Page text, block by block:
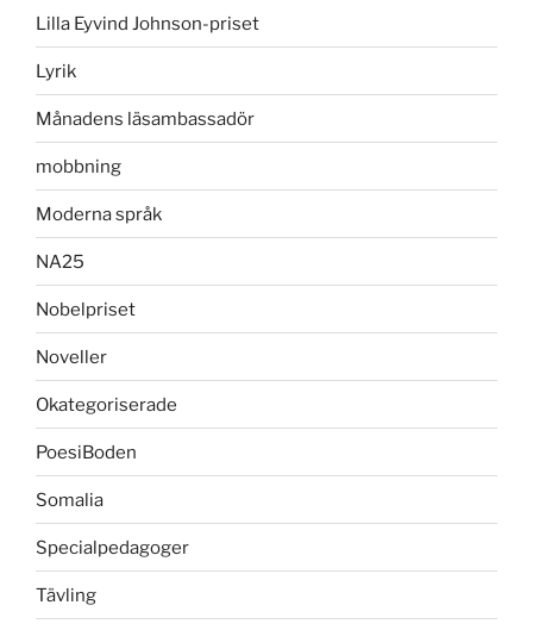
Lilla Eyvind Johnson-priset
Lyrik
Månadens läsambassadör
mobbning
Moderna språk
NA25
Nobelpriset
Noveller
Okategoriserade
PoesiBoden
Somalia
Specialpedagoger
Tävling